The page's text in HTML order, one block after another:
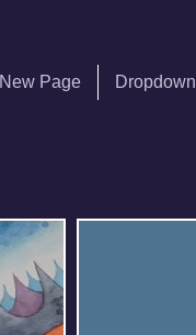
New Page Dropdown